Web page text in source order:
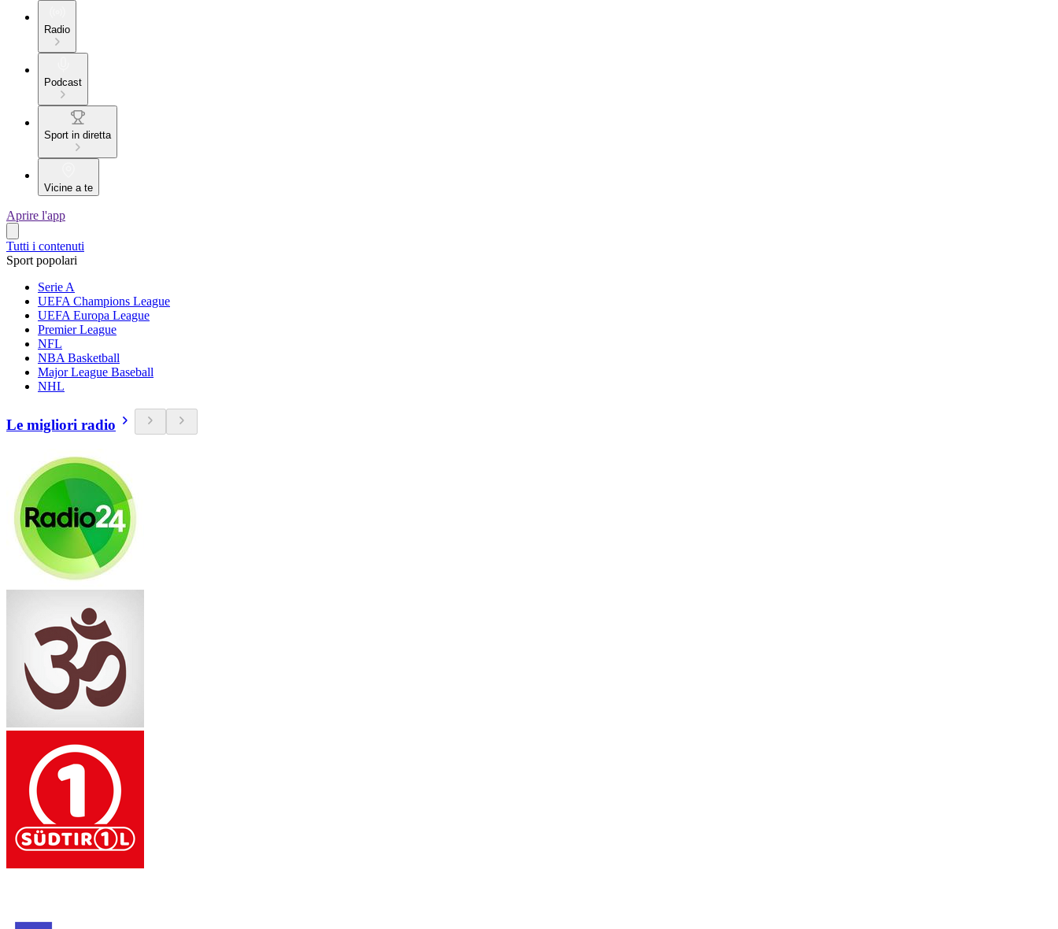
Radio
Podcast
Sport in diretta
Vicine a te
Aprire l'app
Tutti i contenuti
Sport popolari
Serie A
UEFA Champions League
UEFA Europa League
Premier League
NFL
NBA Basketball
Major League Baseball
NHL
Le migliori radio